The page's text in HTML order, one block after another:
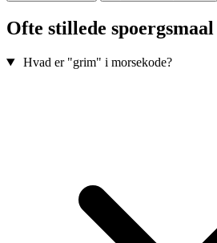
Ofte stillede spoergsmaal
Hvad er "grim" i morsekode?